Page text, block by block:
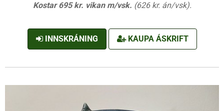
Kostar 695 kr. vikan m/vsk. (626 kr. án/vsk).
INNSKRÁNING KAUPA ÁSKRIFT